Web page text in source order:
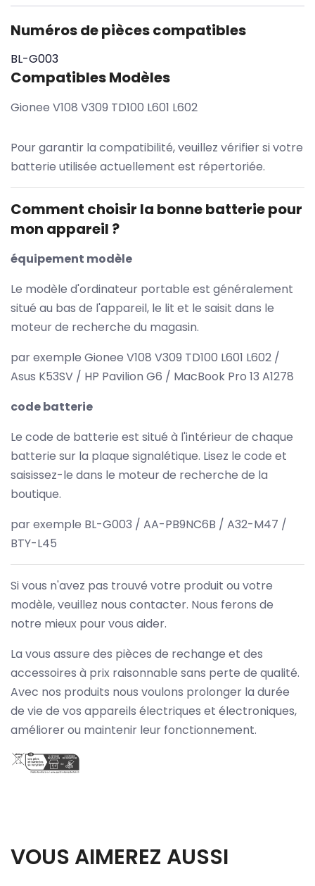
Numéros de pièces compatibles
BL-G003
Compatibles Modèles
Gionee V108 V309 TD100 L601 L602
Pour garantir la compatibilité, veuillez vérifier si votre
batterie utilisée actuellement est répertoriée.
Comment choisir la bonne batterie pour
mon appareil ?
équipement modèle
Le modèle d'ordinateur portable est généralement
situé au bas de l'appareil, le lit et le saisit dans le
moteur de recherche du magasin.
par exemple Gionee V108 V309 TD100 L601 L602 /
Asus K53SV / HP Pavilion G6 / MacBook Pro 13 A1278
code batterie
Le code de batterie est situé à l'intérieur de chaque
batterie sur la plaque signalétique. Lisez le code et
saisissez-le dans le moteur de recherche de la
boutique.
par exemple BL-G003 / AA-PB9NC6B / A32-M47 /
BTY-L45
Si vous n'avez pas trouvé votre produit ou votre
modèle, veuillez nous contacter. Nous ferons de
notre mieux pour vous aider.
La vous assure des pièces de rechange et des
accessoires à prix raisonnable sans perte de qualité.
Avec nos produits nous voulons prolonger la durée
de vie de vos appareils électriques et électroniques,
améliorer ou maintenir leur fonctionnement.
VOUS AIMEREZ AUSSI